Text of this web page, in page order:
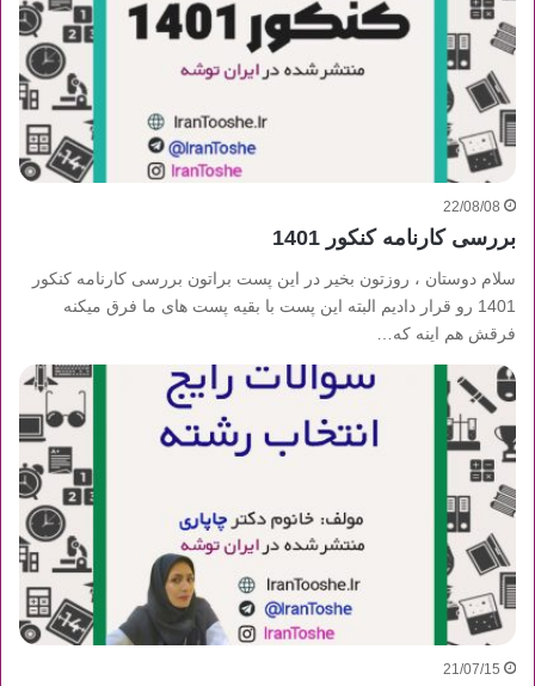
22/08/08
بررسی کارنامه کنکور 1401
سلام دوستان ، روزتون بخیر در این پست براتون بررسی کارنامه کنکور
1401 رو قرار دادیم البته این پست با بقیه پست های ما فرق میکنه
فرقش هم اینه که…
21/07/15